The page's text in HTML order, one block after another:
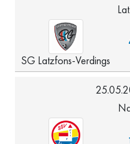
SG Latzfons-Verdings